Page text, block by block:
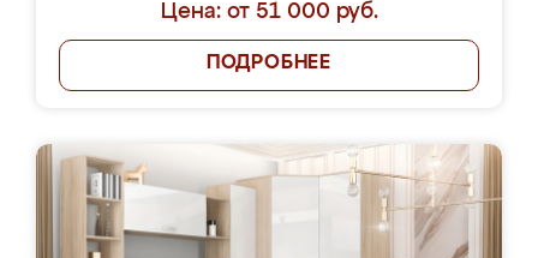
Цена: от 51 000 руб.
ПОДРОБНЕЕ